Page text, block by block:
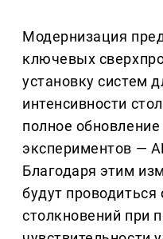
Модернизация
ключевых
установку систем
интенсивности
полное
экспериментов —
Благодаря этим
будут проводиться
столкновений при